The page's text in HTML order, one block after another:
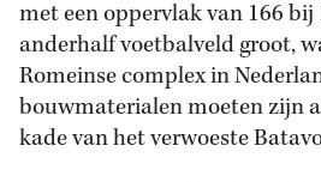
met een oppervlak van 166 bij
anderhalf voetbalveld groot,
Romeinse complex in
bouwmaterialen moeten zijn
kade van het verwoeste